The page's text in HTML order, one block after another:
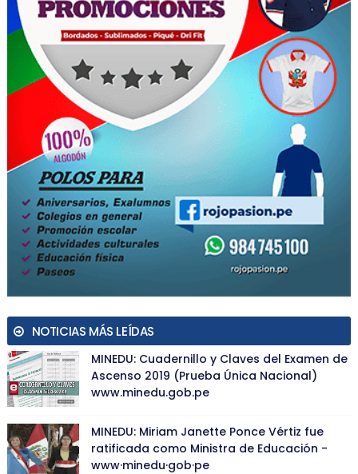
NOTICIAS MÁS LEÍDAS
MINEDU: Cuadernillo y Claves del Examen de
Ascenso 2019 (Prueba Única Nacional)
www.minedu.gob.pe
MINEDU: Miriam Janette Ponce Vértiz fue
ratificada como Ministra de Educación -
www·minedu·gob·pe